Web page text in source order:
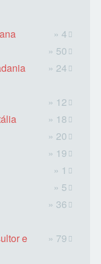
» 4
» 50
» 24
» 12
» 18
» 20
» 19
» 1
» 5
» 36
e
» 79